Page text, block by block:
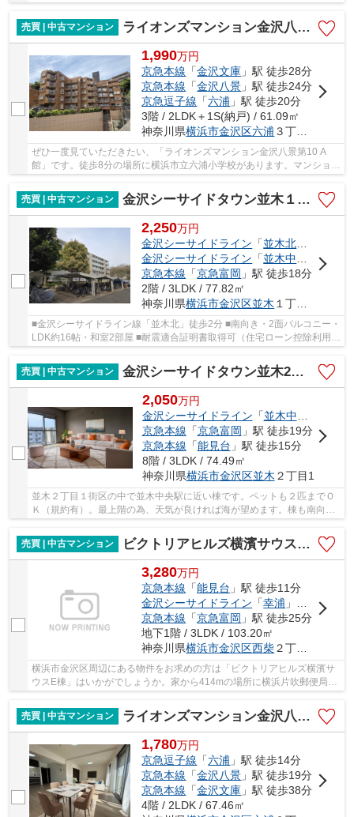
お尋ねください。経験豊富なプロのスタッフが...
売買 | 中古マンション
ライオンズマンション金沢八景第10 A館
1,990万円
京急本線 「金沢文庫 」駅 徒歩28分
京急本線 「金沢八景 」駅 徒歩24分
京急逗子線 「六浦 」駅 徒歩20分
3階 / 2LDK＋1S(納戸) / 61.09㎡
神奈川県横浜市金沢区六浦 ３丁目42-1
ぜひ一度見ていただきたい、「ライオンズマンション金沢八景第10 A
館」です。徒歩8分の場所に横浜市立六浦小学校があります。マンション
売買 | 中古マンション
金沢シーサイドタウン並木１丁目第３住宅１２街区
2,250万円
金沢シーサイドライン 「並木北
金沢シーサイドライン 「並木中央
」駅 徒
京急本線 「京急富岡 」駅 徒歩18分
2階 / 3LDK / 77.82㎡
神奈川県横浜市金沢区並木 １丁目12-3
■金沢シーサイドライン線「並木北」徒歩2分 ■南向き・2面バルコニー・
LDK約16帖・和室2部屋 ■耐震適合証明書取得可（住宅ローン控除利用
売買 | 中古マンション
金沢シーサイドタウン並木2丁目第1住宅
2,050万円
金沢シーサイドライン 「並木中央
京急本線 「京急富岡 」駅 徒歩19分
京急本線 「能見台 」駅 徒歩15分
8階 / 3LDK / 74.49㎡
神奈川県横浜市金沢区並木 ２丁目1
並木２丁目１街区の中で並木中央駅に近い棟です。ペットも２匹までＯ
Ｋ（規約有）。最上階の為、天気が良ければ海が望めます。棟も南向き
売買 | 中古マンション
ビクトリアヒルズ横濱サウスE棟
3,280万円
京急本線 「能見台 」駅 徒歩11分
金沢シーサイドライン 「幸浦 」駅 徒歩21分
京急本線 「京急富岡 」駅 徒歩25分
地下1階 / 3LDK / 103.20㎡
神奈川県横浜市金沢区西柴２丁目31
横浜市金沢区周辺にある物件をお求めの方は「ビクトリアヒルズ横濱サ
ウスE棟」はいかがでしょうか。家から414mの場所に横浜片吹郵便局が
あります。西友 能見台店まで455mです。駅まで...
売買 | 中古マンション
ライオンズマンション金沢八景D棟
1,780万円
京急逗子線 「六浦 」駅 徒歩14分
京急本線 「金沢八景 」駅 徒歩19分
京急本線 「金沢文庫 」駅 徒歩38分
4階 / 2LDK / 67.46㎡